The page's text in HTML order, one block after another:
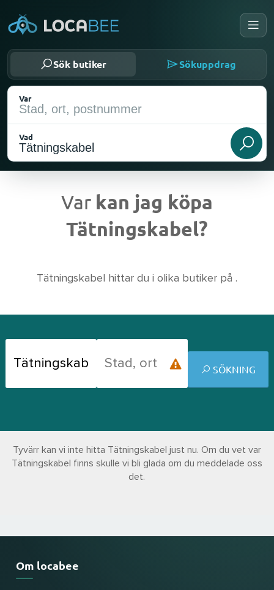
Sök butiker Sökuppdrag
Var
Vad
Nuvarande plats
Var kan jag köpa
Tätningskabel?
Tätningskabel hittar du i olika butiker på .
SÖKNING
Tyvärr kan vi inte hitta Tätningskabel just nu. Om du vet var
Tätningskabel finns skulle vi bli glada om du meddelade oss
det.
Om locabee